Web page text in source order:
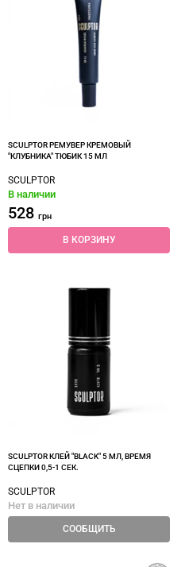
SCULPTOR РЕМУВЕР КРЕМОВЫЙ
"КЛУБНИКА" ТЮБИК 15 МЛ
SCULPTOR
В наличии
528 грн
В КОРЗИНУ
SCULPTOR КЛЕЙ "BLACK" 5 МЛ, ВРЕМЯ
СЦЕПКИ 0,5-1 СЕК.
SCULPTOR
Нет в наличии
СООБЩИТЬ